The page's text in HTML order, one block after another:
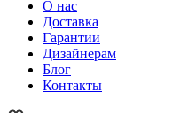
О нас
Доставка
Гарантии
Дизайнерам
Блог
Контакты